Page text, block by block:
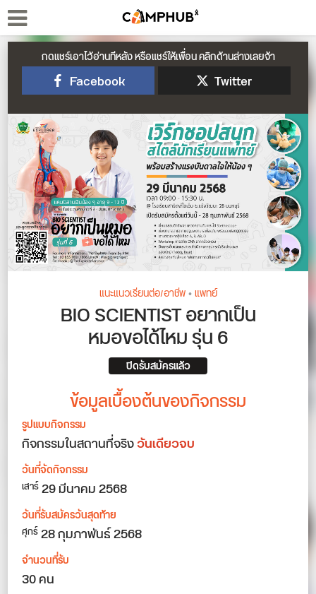
กดแชร์เอาไว้อ่านทีหลัง หรือแชร์ให้เพื่อน คลิกด้านล่างเลยจ้า
Facebook Twitter
แนะแนวเรียนต่อ/อาชีพ•แพทย์
BIO SCIENTIST อยากเป็น
หมอขอได้ไหม รุ่น 6
ปิดรับสมัครแล้ว
ข้อมูลเบื้องต้นของกิจกรรม
รูปแบบกิจกรรม
กิจกรรมในสถานที่จริงวันเดียวจบ
วันที่จัดกิจกรรม
เสาร์29มีนาคม 2568
วันที่รับสมัครวันสุดท้าย
ศุกร์28 กุมภาพันธ์ 2568
จำนวนที่รับ
30 คน